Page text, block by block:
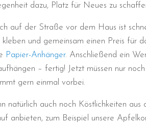
dazu, Platz für Neues zu
auf der Straße vor dem Haus ist
und gemeinsam einen Preis für
Papier-Anhänger. Anschließend ein
– fertig! Jetzt müssen nur
gern einmal vorbei.
natürlich auch noch Köstlichkeiten
anbieten, zum Beispiel unsere